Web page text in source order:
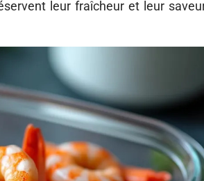
leur fraîcheur et leur